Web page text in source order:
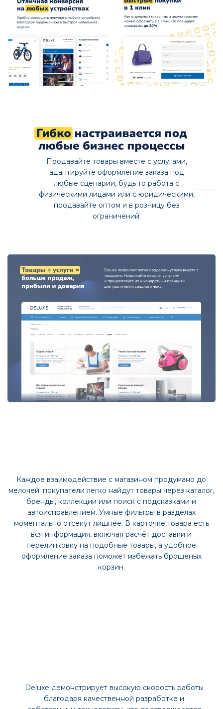
Продавайте товары вместе с услугами,
адаптируйте оформление заказа под
любые сценарии, будь то работа с
физическими лицами или с юридическими,
продавайте оптом и в розницу без
ограничений.